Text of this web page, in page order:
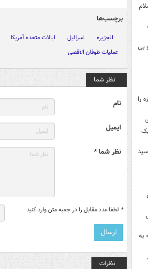
بی
را
به
برچسب‌ها
الجزیره اسرائیل ایالات متحده آمریکا
عملیات طوفان الاقصی
نظر شما
نام
ایمیل
نظر شما *
* لطفا عدد مقابل را در جعبه متن وارد کنید
نظرات